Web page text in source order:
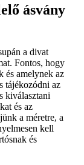
ásvány
a divat
Fontos, hogy
és amelynek az
tájékozódni az
kiválasztani
és az
a méretre, a
kell
és